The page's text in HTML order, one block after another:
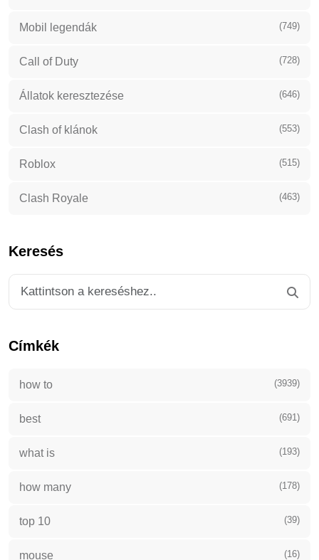
Mobil legendák (749)
Call of Duty (728)
Állatok keresztezése (646)
Clash of klánok (553)
Roblox (515)
Clash Royale (463)
Keresés
Címkék
how to (3939)
best (691)
what is (193)
how many (178)
top 10 (39)
mouse (16)